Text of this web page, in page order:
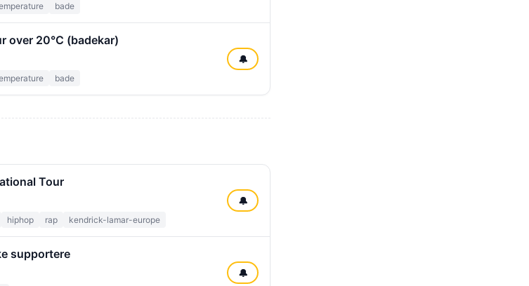
bade
over 20°C (badekar)
bade
🔔
Tour
hiphop rap kendrick-lamar-europe
🔔
supportere
🔔